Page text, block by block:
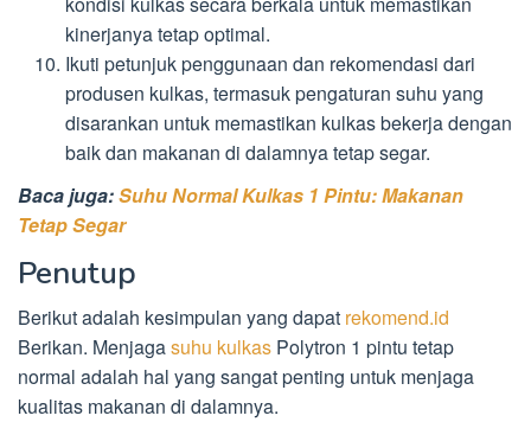
kinerjanya tetap optimal.
Ikuti petunjuk penggunaan dan rekomendasi dari
produsen kulkas, termasuk pengaturan suhu yang
disarankan untuk memastikan kulkas bekerja dengan
baik dan makanan di dalamnya tetap segar.
Baca juga:Suhu Normal Kulkas 1 Pintu: Makanan
Tetap Segar
Penutup
Berikut adalah kesimpulan yang dapat rekomend.id
Berikan. Menjagasuhu kulkas Polytron 1 pintu tetap
normal adalah hal yang sangat penting untuk menjaga
kualitas makanan di dalamnya.